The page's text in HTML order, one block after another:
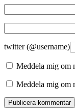
twitter (@username)
Meddela mig om
Meddela mig om